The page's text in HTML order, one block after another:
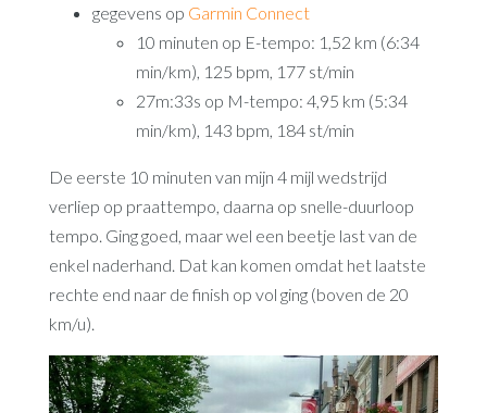
gegevens op Garmin Connect
10 minuten op E-tempo: 1,52 km (6:34
min/km), 125 bpm, 177 st/min
27m:33s op M-tempo: 4,95 km (5:34
min/km), 143 bpm, 184 st/min
De eerste 10 minuten van mijn 4 mijl wedstrijd
verliep op praattempo, daarna op snelle-duurloop
tempo. Ging goed, maar wel een beetje last van de
enkel naderhand. Dat kan komen omdat het laatste
rechte end naar de finish op vol ging (boven de 20
km/u).